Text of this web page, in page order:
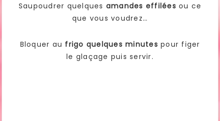
Saupoudrer quelques amandes effilées ou ce
que vous voudrez…
Bloquer au frigo quelques minutes pour figer
le glaçage puis servir.